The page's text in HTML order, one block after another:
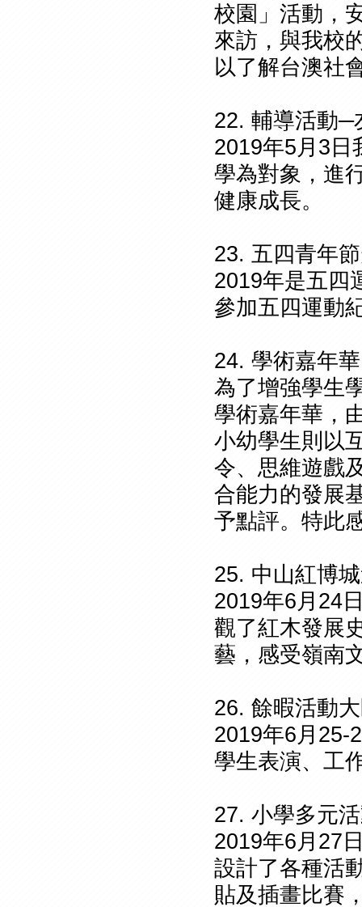
校園」活動，
來訪，與我校
以了解台澳社
22. 輔導活動─
2019年5月3日
學為對象，進
健康成長。
23. 五四青年
2019年是五四
參加五四運動
24. 學術嘉年華
為了增強學生
學術嘉年華，
小幼學生則以
令、思維遊戲
合能力的發展
予點評。特此
25. 中山紅博
2019年6月24
觀了紅木發展
藝，感受嶺南
26. 餘暇活動
2019年6月25-
學生表演、工
27. 小學多元
2019年6月27
設計了各種活
貼及插畫比賽